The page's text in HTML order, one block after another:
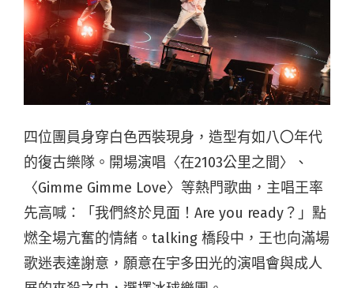
四位團員身穿白色西裝現身，造型有如八〇年代
的復古樂隊。開場演唱〈在2103公里之間〉、
〈Gimme Gimme Love〉等熱門歌曲，主唱王率
先高喊：「我們終於見面！Are you ready？」點
燃全場亢奮的情緒。talking 橋段中，王也向滿場
歌迷表達謝意，願意在宇多田光的演唱會與成人